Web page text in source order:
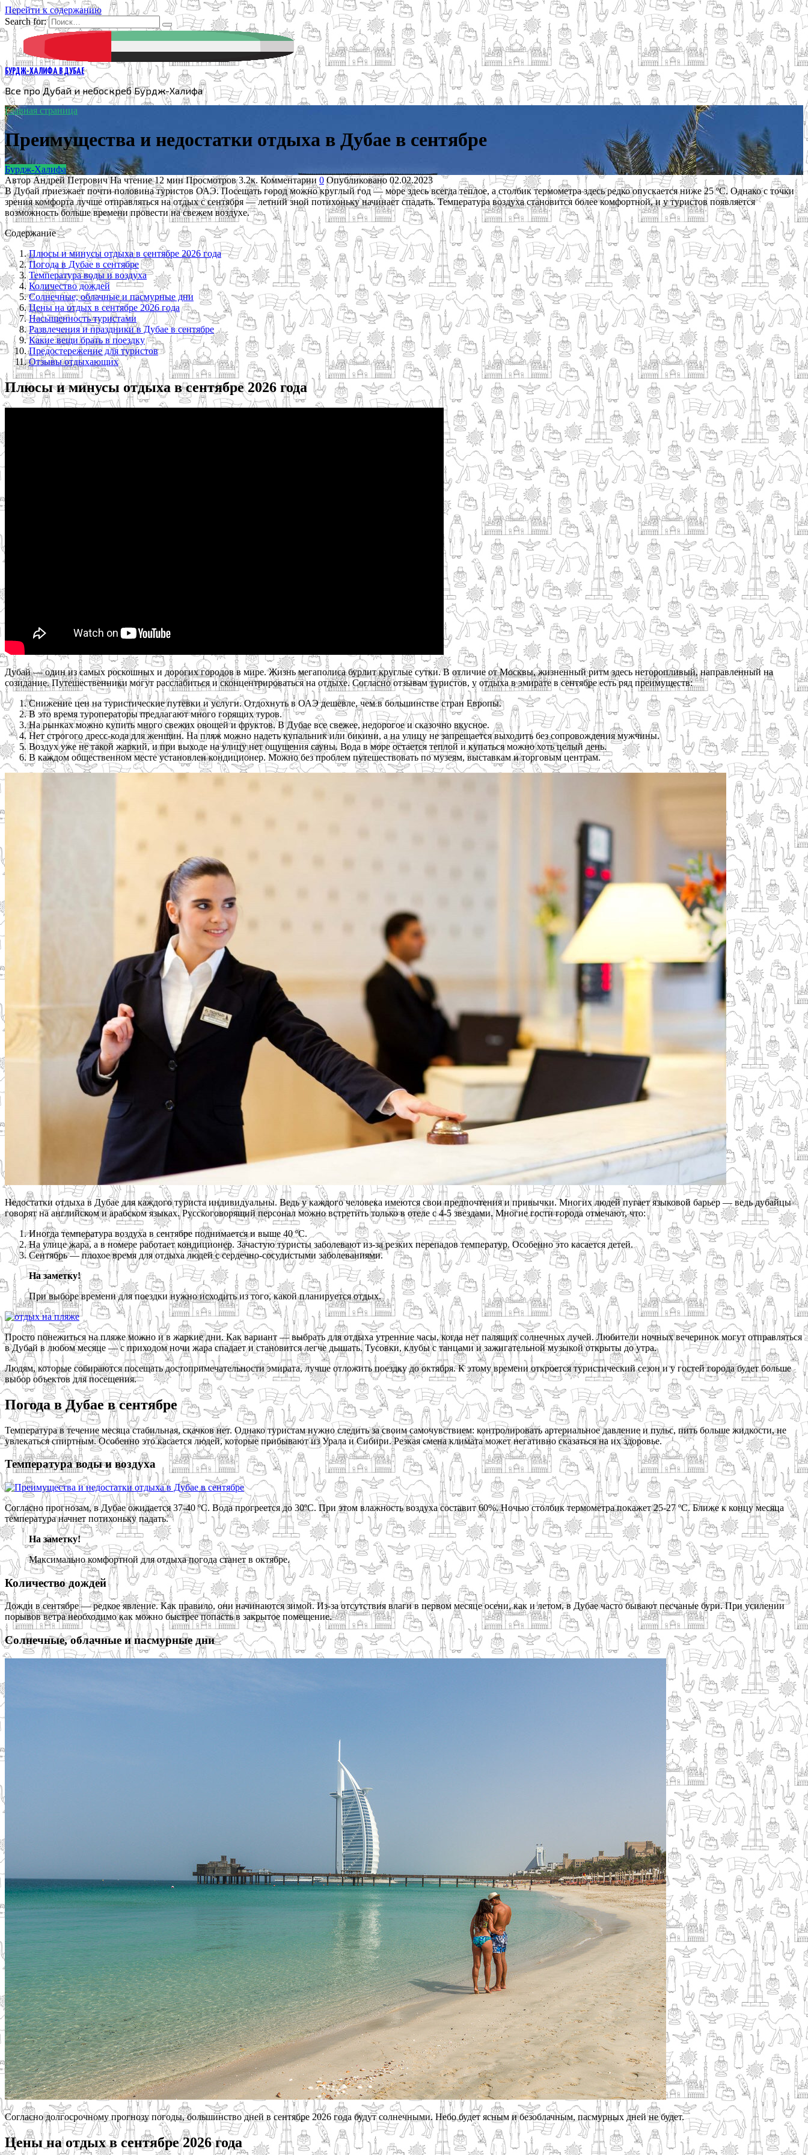
Перейти к содержанию
Search for:
БУРДЖ-ХАЛИФА В ДУБАЕ
Все про Дубай и небоскреб Бурдж-Халифа
Главная страница
Преимущества и недостатки отдыха в Дубае в сентябре
Бурдж-Халифа
Автор Андрей Петрович На чтение12 мин Просмотров 3.2к. Комментарии 0 Опубликовано 02.02.2023
В Дубай приезжает почти половина туристов ОАЭ. Посещать город можно круглый год — море здесь всегда теплое, а столбик термометра здесь редко опускается ниже 25 ºС. Однако с точки
зрения комфорта лучше отправляться на отдых с сентября — летний зной потихоньку начинает спадать. Температура воздуха становится более комфортной, и у туристов появляется
возможность больше времени провести на свежем воздухе.
Содержание
Плюсы и минусы отдыха в сентябре 2026 года
Погода в Дубае в сентябре
Температура воды и воздуха
Количество дождей
Солнечные, облачные и пасмурные дни
Цены на отдых в сентябре 2026 года
Насыщенность туристами
Развлечения и праздники в Дубае в сентябре
Какие вещи брать в поездку
Предостережение для туристов
Отзывы отдыхающих
Плюсы и минусы отдыха в сентябре 2026 года
Дубай — один из самых роскошных и дорогих городов в мире. Жизнь мегаполиса бурлит круглые сутки. В отличие от Москвы, жизненный ритм здесь неторопливый, направленный на
созидание. Путешественники могут расслабиться и сконцентрироваться на отдыхе. Согласно отзывам туристов, у отдыха в эмирате в сентябре есть ряд преимуществ:
Снижение цен на туристические путевки и услуги. Отдохнуть в ОАЭ дешевле, чем в большинстве стран Европы.
В это время туроператоры предлагают много горящих туров.
На рынках можно купить много свежих овощей и фруктов. В Дубае все свежее, недорогое и сказочно вкусное.
Нет строгого дресс-кода для женщин. На пляж можно надеть купальник или бикини, а на улицу не запрещается выходить без сопровождения мужчины.
Воздух уже не такой жаркий, и при выходе на улицу нет ощущения сауны. Вода в море остается теплой и купаться можно хоть целый день.
В каждом общественном месте установлен кондиционер. Можно без проблем путешествовать по музеям, выставкам и торговым центрам.
Недостатки отдыха в Дубае для каждого туриста индивидуальны. Ведь у каждого человека имеются свои предпочтения и привычки. Многих людей пугает языковой барьер — ведь дубайцы
говорят на английском и арабском языках. Русскоговорящий персонал можно встретить только в отеле с 4-5 звездами. Многие гости города отмечают, что:
Иногда температура воздуха в сентябре поднимается и выше 40 ºС.
На улице жара, а в номере работает кондиционер. Зачастую туристы заболевают из-за резких перепадов температур. Особенно это касается детей.
Сентябрь — плохое время для отдыха людей с сердечно-сосудистыми заболеваниями.
На заметку!
При выборе времени для поездки нужно исходить из того, какой планируется отдых.
Просто понежиться на пляже можно и в жаркие дни. Как вариант — выбрать для отдыха утренние часы, когда нет палящих солнечных лучей. Любители ночных вечеринок могут отправляться
в Дубай в любом месяце — с приходом ночи жара спадает и становится легче дышать. Тусовки, клубы с танцами и зажигательной музыкой открыты до утра.
Людям, которые собираются посещать достопримечательности эмирата, лучше отложить поездку до октября. К этому времени откроется туристический сезон и у гостей города будет больше
выбор объектов для посещения.
Погода в Дубае в сентябре
Температура в течение месяца стабильная, скачков нет. Однако туристам нужно следить за своим самочувствием: контролировать артериальное давление и пульс, пить больше жидкости, не
увлекаться спиртным. Особенно это касается людей, которые прибывают из Урала и Сибири. Резкая смена климата может негативно сказаться на их здоровье.
Температура воды и воздуха
Согласно прогнозам, в Дубае ожидается 37-40 ºС. Вода прогреется до 30ºС. При этом влажность воздуха составит 60%. Ночью столбик термометра покажет 25-27 ºС. Ближе к концу месяца
температура начнет потихоньку падать.
На заметку!
Максимально комфортной для отдыха погода станет в октябре.
Количество дождей
Дожди в сентябре — редкое явление. Как правило, они начинаются зимой. Из-за отсутствия влаги в первом месяце осени, как и летом, в Дубае часто бывают песчаные бури. При усилении
порывов ветра необходимо как можно быстрее попасть в закрытое помещение.
Солнечные, облачные и пасмурные дни
Согласно долгосрочному прогнозу погоды, большинство дней в сентябре 2026 года будут солнечными. Небо будет ясным и безоблачным, пасмурных дней не будет.
Цены на отдых в сентябре 2026 года